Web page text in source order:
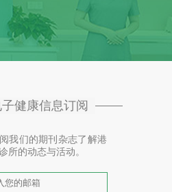
子健康信息订阅
我们的期刊杂志了解港
所的动态与活动。